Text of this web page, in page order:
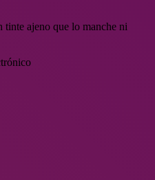
tinte ajeno que lo manche ni